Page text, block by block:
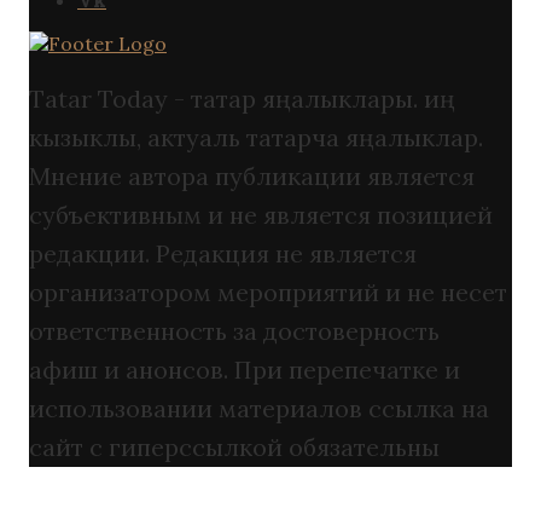
Tatar Today - татар яңалыклары. иң
кызыклы, актуаль татарча яңалыклар.
Мнение автора публикации является
субъективным и не является позицией
редакции. Редакция не является
организатором мероприятий и не несет
ответственность за достоверность
афиш и анонсов. При перепечатке и
использовании материалов ссылка на
сайт с гиперссылкой обязательны